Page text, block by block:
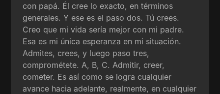
con papá. Él cree lo exacto, en términos
generales. Y ese es el paso dos. Tú crees.
Creo que mi vida sería mejor con mi padre.
Esa es mi única esperanza en mi situación.
Admites, crees, y luego paso tres,
comprométete. A, B, C. Admitir, creer,
cometer. Es así como se logra cualquier
avance hacia adelante, realmente, en cualquier